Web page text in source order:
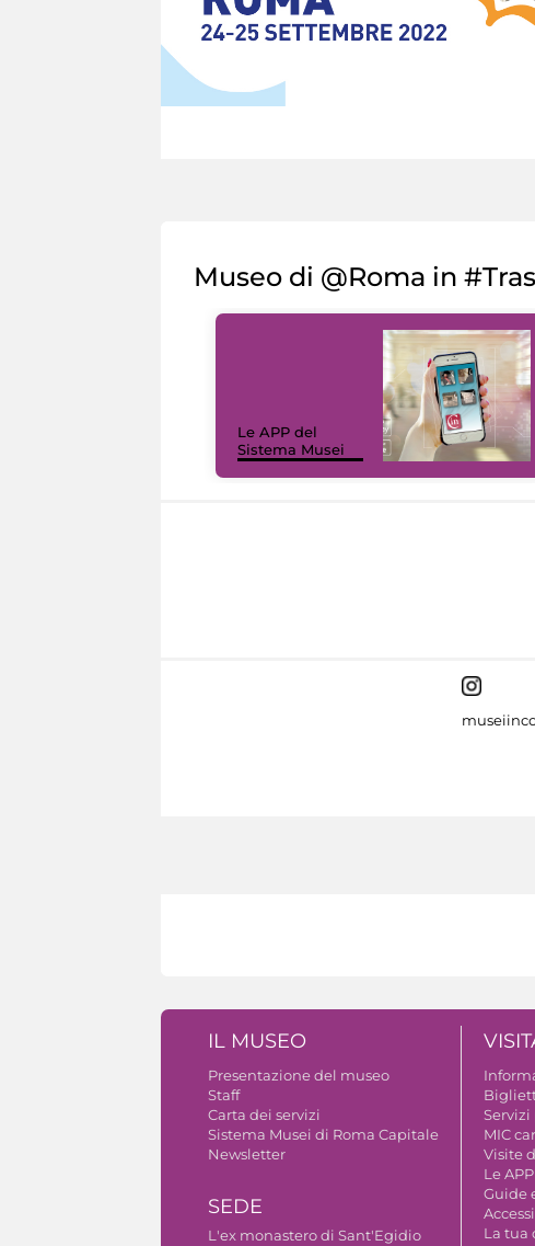
Museo di @Roma in
Le APP del
Sistema Musei
IL MUSEO
Presentazione del museo
Staff
Carta dei servizi
Sistema Musei di Roma Capitale
Newsletter
SEDE
L'ex monastero di Sant'Egidio
Servizi
MIC
Visite
Le
Guide
La tua